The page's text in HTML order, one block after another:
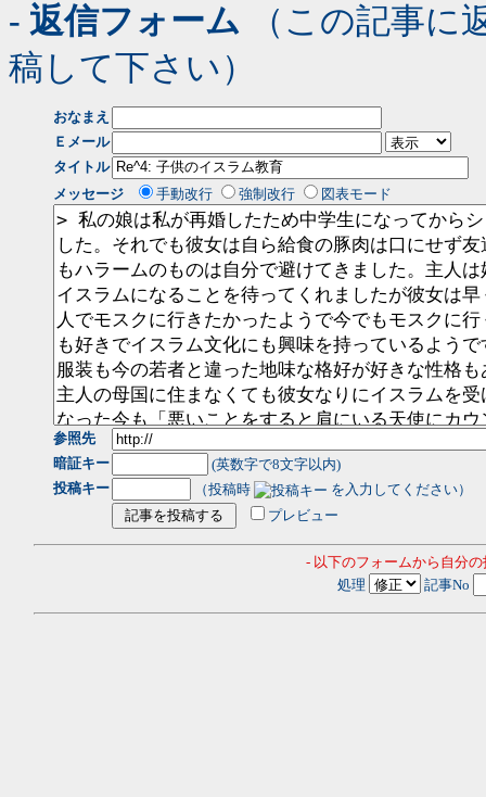
- 返信フォーム （この記事に
稿して下さい）
おなまえ
Ｅメール
タイトル
メッセージ
手動改行 強制改行 図表モード
参照先
暗証キー
(英数字で8文字以内)
投稿キー
（投稿時
を入力してください）
プレビュー
- 以下のフォームから自分
処理
記事No